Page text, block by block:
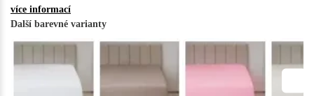
více informací
Další barevné varianty